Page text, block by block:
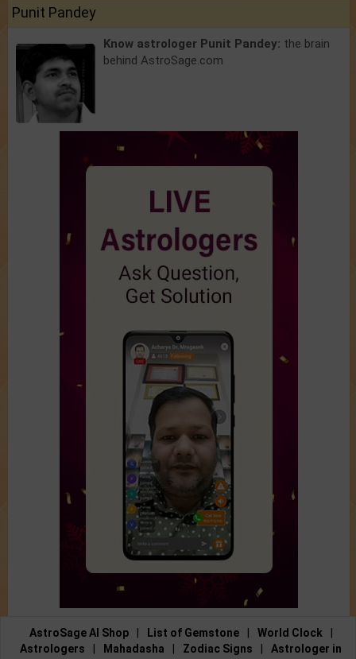
Punit Pandey
Know astrologer Punit Pandey: the brain
behind AstroSage.com
AstroSage AI Shop List of Gemstone World Clock
Astrologers
Mahadasha Zodiac Signs
Astrologer in